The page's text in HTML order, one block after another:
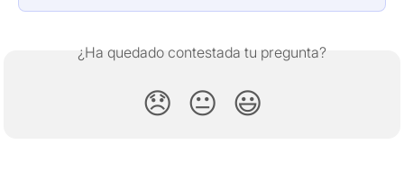
¿Ha quedado contestada tu pregunta?
😞 😐 😃